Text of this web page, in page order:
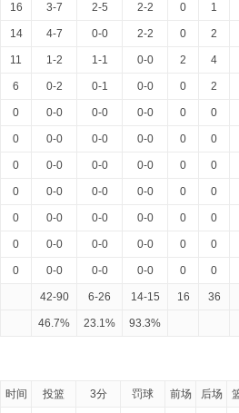
16 3-7 2-5 2-2 0 1
14 4-7 0-0 2-2 0 2
11 1-2 1-1 0-0 2 4
6 0-2 0-1 0-0 0 2
0 0-0 0-0 0-0 0 0
0 0-0 0-0 0-0 0 0
0 0-0 0-0 0-0 0 0
0 0-0 0-0 0-0 0 0
0 0-0 0-0 0-0 0 0
0 0-0 0-0 0-0 0 0
0 0-0 0-0 0-0 0 0
42-90 6-26 14-15 16 36
46.7% 23.1% 93.3%
时间 投篮 3分 罚球 前场 后场